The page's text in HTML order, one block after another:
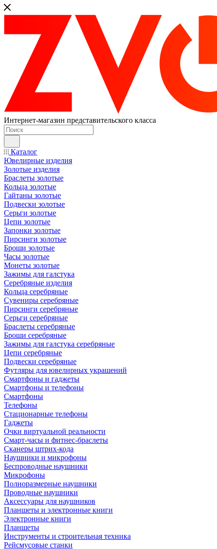
Интернет-магазин представительского класса
Каталог
Ювелирные изделия
Золотые изделия
Браслеты золотые
Кольца золотые
Гайтаны золотые
Подвески золотые
Серьги золотые
Цепи золотые
Запонки золотые
Пирсинги золотые
Броши золотые
Часы золотые
Монеты золотые
Зажимы для галстука
Серебряные изделия
Кольца серебряные
Сувениры серебряные
Пирсинги серебряные
Серьги серебряные
Браслеты серебряные
Броши серебряные
Зажимы для галстука серебряные
Цепи серебряные
Подвески серебряные
Футляры для ювелирных украшений
Смартфоны и гаджеты
Смартфоны и телефоны
Смартфоны
Телефоны
Стационарные телефоны
Гаджеты
Очки виртуальной реальности
Смарт-часы и фитнес-браслеты
Сканеры штрих-кода
Наушники и микрофоны
Беспроводные наушники
Микрофоны
Полноразмерные наушники
Проводные наушники
Аксессуары для наушников
Планшеты и электронные книги
Электронные книги
Планшеты
Инструменты и строительная техника
Рейсмусовые станки